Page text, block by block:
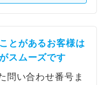
とがあるお客様は
スムーズです
問い合わせ番号ま